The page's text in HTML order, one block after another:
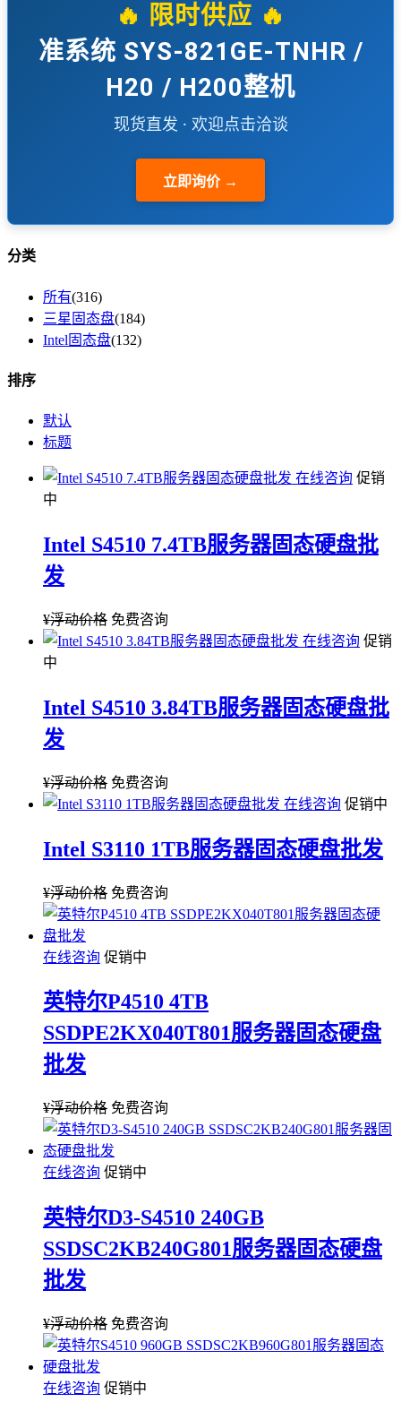
🔥 限时供应 🔥
准系统 SYS-821GE-TNHR /
H20 / H200整机
现货直发 · 欢迎点击洽谈
立即询价 →
分类
所有(316)
三星固态盘(184)
Intel固态盘(132)
排序
默认
标题
在线咨询 促销
中
Intel S4510 7.4TB服务器固态硬盘批
发
¥浮动价格 免费咨询
在线咨询 促销
中
Intel S4510 3.84TB服务器固态硬盘批
发
¥浮动价格 免费咨询
在线咨询 促销中
Intel S3110 1TB服务器固态硬盘批发
¥浮动价格 免费咨询
在线咨询 促销中
英特尔P4510 4TB
SSDPE2KX040T801服务器固态硬盘
批发
¥浮动价格 免费咨询
在线咨询 促销中
英特尔D3-S4510 240GB
SSDSC2KB240G801服务器固态硬盘
批发
¥浮动价格 免费咨询
在线咨询 促销中